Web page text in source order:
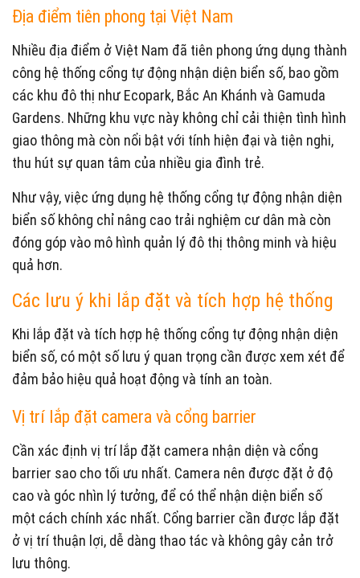
Địa điểm tiên phong tại Việt Nam
Nhiều địa điểm ở Việt Nam đã tiên phong ứng dụng thành
công hệ thống cổng tự động nhận diện biển số, bao gồm
các khu đô thị như Ecopark, Bắc An Khánh và Gamuda
Gardens. Những khu vực này không chỉ cải thiện tình hình
giao thông mà còn nổi bật với tính hiện đại và tiện nghi,
thu hút sự quan tâm của nhiều gia đình trẻ.
Như vậy, việc ứng dụng hệ thống cổng tự động nhận diện
biển số không chỉ nâng cao trải nghiệm cư dân mà còn
đóng góp vào mô hình quản lý đô thị thông minh và hiệu
quả hơn.
Các lưu ý khi lắp đặt và tích hợp hệ thống
Khi lắp đặt và tích hợp hệ thống cổng tự động nhận diện
biển số, có một số lưu ý quan trọng cần được xem xét để
đảm bảo hiệu quả hoạt động và tính an toàn.
Vị trí lắp đặt camera và cổng barrier
Cần xác định vị trí lắp đặt camera nhận diện và cổng
barrier sao cho tối ưu nhất. Camera nên được đặt ở độ
cao và góc nhìn lý tưởng, để có thể nhận diện biển số
một cách chính xác nhất. Cổng barrier cần được lắp đặt
ở vị trí thuận lợi, dễ dàng thao tác và không gây cản trở
lưu thông.